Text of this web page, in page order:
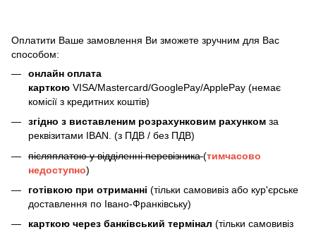
Оплатити Ваше замовлення Ви зможете зручним для Вас
способом:
онлайн оплата
карткою VISA/Mastercard/GooglePay/ApplePay (немає
комісії з кредитних коштів)
згідно з виставленим розрахунковим рахунком за
реквізитами IBAN. (з ПДВ / без ПДВ)
післяплатою у відділенні перевізника(тимчасово
недоступно)
готівкою при отриманні (тільки самовивіз або кур'єрське
доставлення по Івано-Франківську)
карткою через банківський термінал (тільки самовивіз